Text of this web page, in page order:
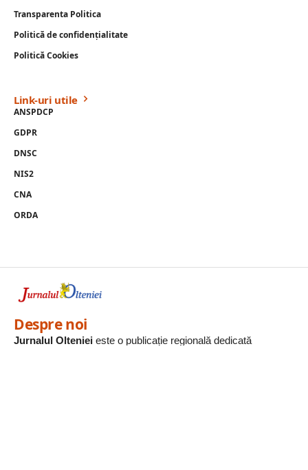
Transparenta Politica
Politică de confidențialitate
Politică Cookies
Link-uri utile
ANSPDCP
GDPR
DNSC
NIS2
CNA
ORDA
Despre noi
Jurnalul Olteniei este o publicație regională dedicată